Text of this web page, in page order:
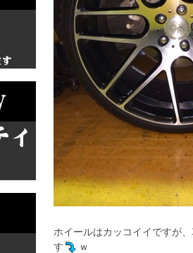
ホイールはカッコイイですが
す
ｗ